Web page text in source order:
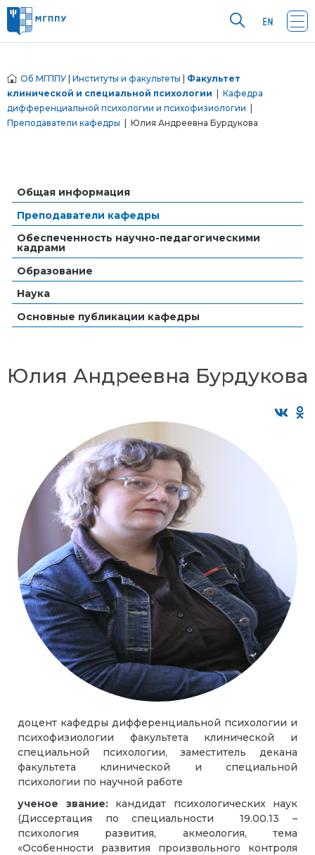
Об МГППУ Институты и факультеты
Факультет
клинической и специальной психологии
Кафедра
дифференциальной психологии и психофизиологии
Преподаватели кафедры | Юлия Андреевна Бурдукова
Общая информация
Преподаватели кафедры
Обеспеченность научно-педагогическими
кадрами
Образование
Наука
Основные публикации кафедры
Юлия Андреевна Бурдукова
доцент кафедры дифференциальной психологии и
психофизиологии факультета клинической и
специальной психологии, заместитель декана
факультета клинической и специальной
психологии по научной работе
ученое звание:кандидат психологических наук
(Диссертация по специальности 19.00.13 –
психология развития, акмеология, тема
«Особенности развития произвольного контроля